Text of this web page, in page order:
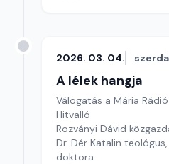
2026. 03. 04. szerda
A lélek hangja
Válogatás a Mária
Hitvalló
Rozványi Dávid
Dr. Dér Katalin
doktora